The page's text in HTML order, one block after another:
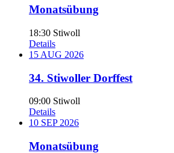
Monatsübung
18:30 Stiwoll
Details
15 AUG 2026
34. Stiwoller Dorffest
09:00 Stiwoll
Details
10 SEP 2026
Monatsübung